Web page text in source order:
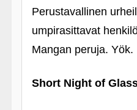
Perustavallinen
umpirasittavat
Mangan peruja. Yök.
Short Night of